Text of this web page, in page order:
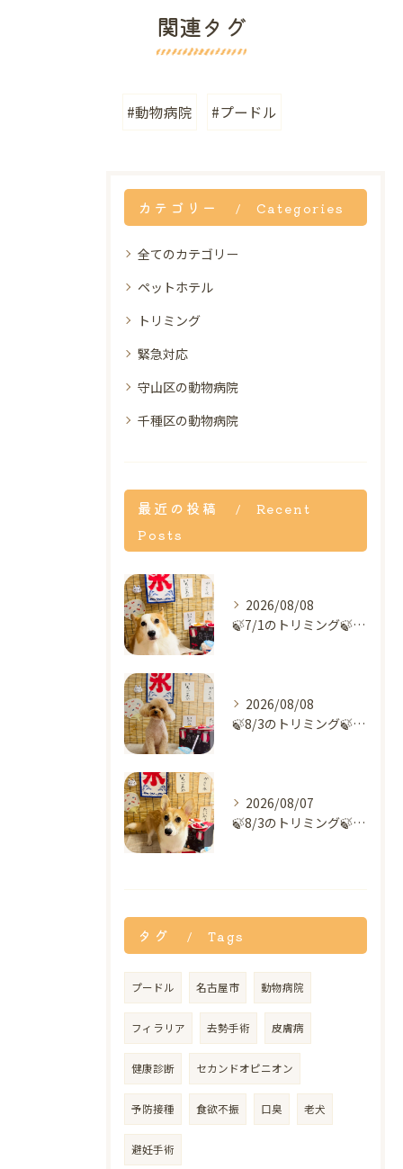
関連タグ
#動物病院 #プードル
カテゴリー Categories
全てのカテゴリー
ペットホテル
トリミング
緊急対応
守山区の動物病院
千種区の動物病院
最近の投稿
Recent
Posts
2026/08/08
🍃7/1のトリミング🍃コーギー🐶｜名東区・千種区・守山区の動...
2026/08/08
🍃8/3のトリミング🍃プードル🐶｜名東区・千種区・守山区の動...
2026/08/07
🍃8/3のトリミング🍃コーギー🐶｜名東区・千種区・守山区の動...
タグ Tags
プードル 名古屋市 動物病院
フィラリア 去勢手術 皮膚病
健康診断 セカンドオピニオン
予防接種 食欲不振 口臭 老犬
避妊手術